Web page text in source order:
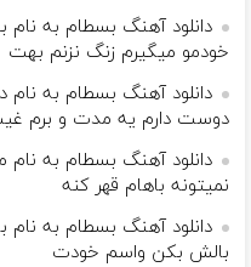
دانلود آهنگ بسطام به نام
خودمو میگیرم زنگ نزنم بهت
دانلود آهنگ بسطام به
دوست دارم یه مدت و برم
دانلود آهنگ بسطام به نام
نمیتونه باهام قهر کنه
دانلود آهنگ بسطام به
بالش بکن واسم خودت